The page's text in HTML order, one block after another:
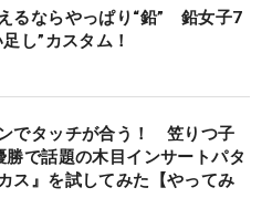
るならやっぱり“鉛” 鉛女子7
し”カスタム！
でタッチが合う！ 笠りつ子
勝で話題の木目インサートパタ
ス』を試してみた【やってみ